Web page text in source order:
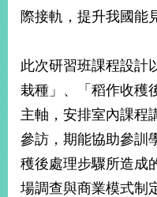
際接軌，提升我國能
此次研習班課程設計
栽種」、「稻作收穫
主軸，安排室內課程
參訪，期能協助參訓
穫後處理步驟所造成
場調查與商業模式制